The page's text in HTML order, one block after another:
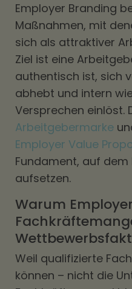
Employer Branding
Maßnahmen, mit
sich als attraktiver
Ziel ist eine
authentisch ist, sich
abhebt und intern
Versprechen einlöst.
Arbeitgebermarke
Employer Value
Fundament, auf
aufsetzen.
Warum
Weil qualifizierte
können – nicht die